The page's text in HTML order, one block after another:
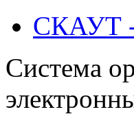
СКАУТ -
Система